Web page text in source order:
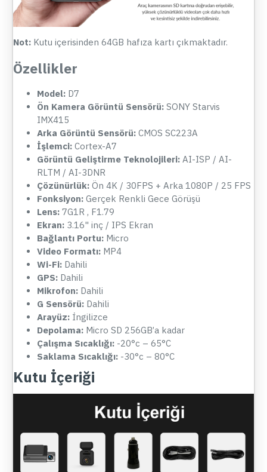
Not: Kutu içerisinden 64GB hafıza kartı çıkmaktadır.
Özellikler
Model: D7
Ön Kamera Görüntü Sensörü: SONY Starvis
IMX415
Arka Görüntü Sensörü: CMOS SC223A
İşlemci: Cortex-A7
Görüntü Geliştirme Teknolojileri: AI-ISP / AI-
RLTM / AI-3DNR
Çözünürlük: Ön 4K / 30FPS + Arka 1080P / 25 FPS
Fonksiyon: Gerçek Renkli Gece Görüşü
Lens: 7G1R , F1.79
Ekran: 3.16" inç / IPS Ekran
Bağlantı Portu: Micro
Video Formatı: MP4
Wi-Fi: Dahili
GPS: Dahili
Mikrofon: Dahili
G Sensörü: Dahili
Arayüz: İngilizce
Depolama: Micro SD 256GB’a kadar
Çalışma Sıcaklığı: -20°c – 65°C
Saklama Sıcaklığı: -30°c – 80°C
Kutu İçeriği